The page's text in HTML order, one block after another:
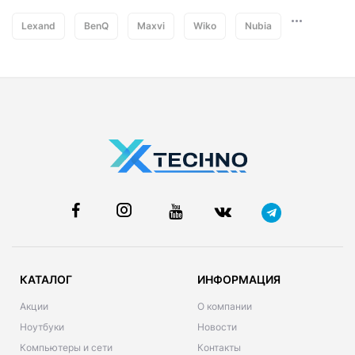
Lexand BenQ Maxvi Wiko Nubia
КАТАЛОГ
Акции
Ноутбуки
Компьютеры и сети
ИНФОРМАЦИЯ
О компании
Новости
Контакты